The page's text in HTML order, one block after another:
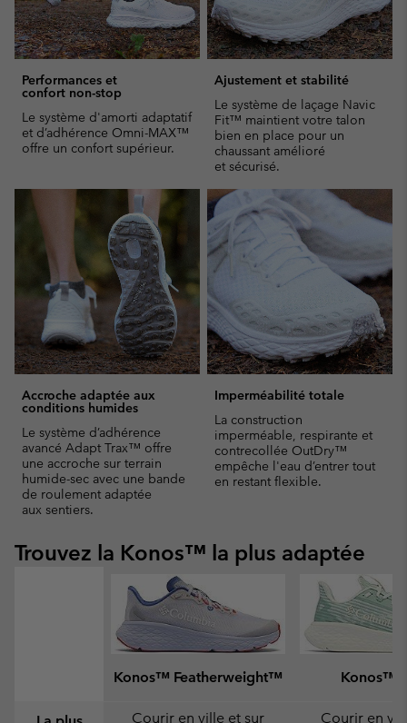
Performances et
confort non-stop
Le système d'amorti adaptatif
et d’adhérence Omni-MAX™
offre un confort supérieur.
Ajustement et stabilité
Le système de laçage Navic
Fit™ maintient votre talon
bien en place pour un
chaussant amélioré
et sécurisé.
Accroche adaptée aux
conditions humides
Le système d’adhérence
avancé Adapt Trax™ offre
une accroche sur terrain
humide-sec avec une bande
de roulement adaptée
aux sentiers.
Imperméabilité totale
La construction
imperméable, respirante et
contrecollée OutDry™
empêche l'eau d’entrer tout
en restant flexible.
Trouvez la Konos™ la plus adaptée
Konos™ Featherweight™ Konos™
Courir en ville et sur Courir en